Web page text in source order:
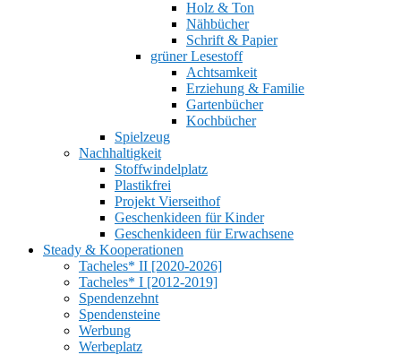
Holz & Ton
Nähbücher
Schrift & Papier
grüner Lesestoff
Achtsamkeit
Erziehung & Familie
Gartenbücher
Kochbücher
Spielzeug
Nachhaltigkeit
Stoffwindelplatz
Plastikfrei
Projekt Vierseithof
Geschenkideen für Kinder
Geschenkideen für Erwachsene
Steady & Kooperationen
Tacheles* II [2020-2026]
Tacheles* I [2012-2019]
Spendenzehnt
Spendensteine
Werbung
Werbeplatz